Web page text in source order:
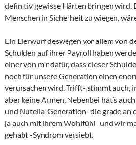
definitiv gewisse Härten bringen wird.
Menschen in Sicherheit zu wiegen,
Ein Eierwurf deswegen vor allem von
Schulden auf ihrer Payroll haben
einer von mir dafür, dass dieser
noch für unsere Generation einen
verursachen wird. Trifft- stimmt auch,
aber keine Armen. Nebenbei hat’s
und Nutella-Generation- die grade an
ja auch mit ihrem Wohlfühl- und wir
gehabt -Syndrom versiebt.